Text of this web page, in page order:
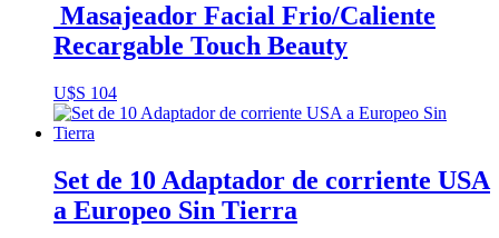
Masajeador Facial Frio/Caliente
Recargable Touch Beauty
U$S 104
Set de 10 Adaptador de corriente USA
a Europeo Sin Tierra